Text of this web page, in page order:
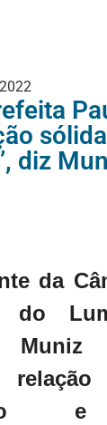
diz
da
do
Muniz
e